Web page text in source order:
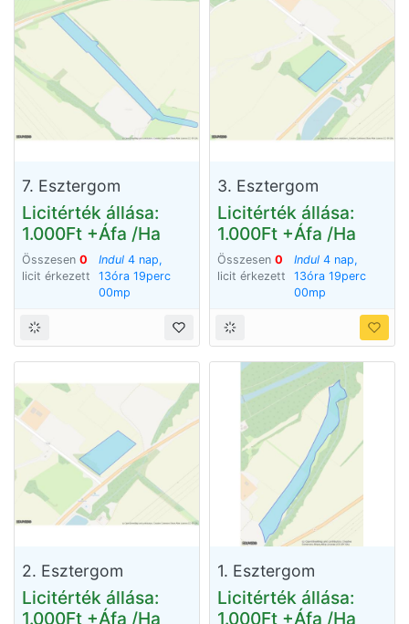
7. Esztergom
Licitérték állása:
1.000Ft +Áfa /Ha
Összesen 0
licit érkezett
Indul 4 nap,
13óra 18perc
59mp
3. Esztergom
Licitérték állása:
1.000Ft +Áfa /Ha
Összesen 0
licit érkezett
Indul 4 nap,
13óra 18perc
59mp
2. Esztergom
Licitérték állása:
1.000Ft +Áfa /Ha
1. Esztergom
Licitérték állása:
1.000Ft +Áfa /Ha